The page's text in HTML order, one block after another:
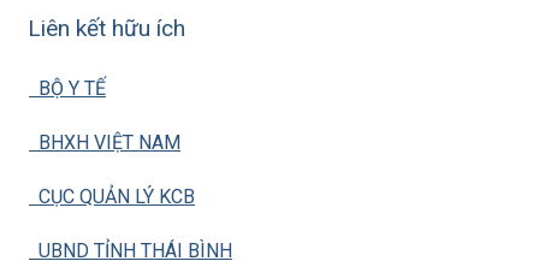
Liên kết hữu ích
BỘ Y TẾ
BHXH VIỆT NAM
CỤC QUẢN LÝ KCB
UBND TỈNH THÁI BÌNH